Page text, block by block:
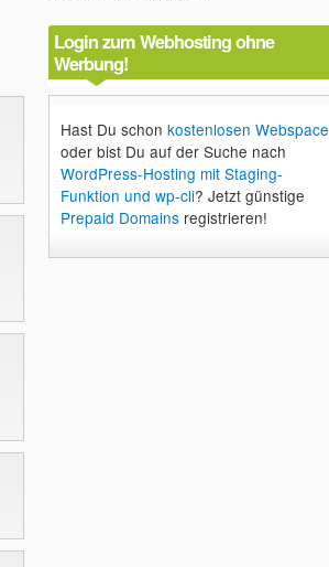
Login zum Webhosting ohne
Werbung!
Hast Du schon kostenlosen Webspace
oder bist Du auf der Suche nach
WordPress-Hosting mit Staging-
Funktion und wp-cli? Jetzt günstige
Prepaid Domainsregistrieren!